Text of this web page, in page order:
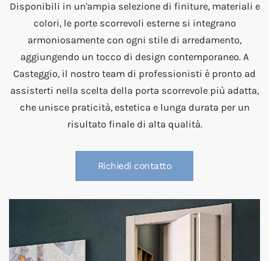
Disponibili in un'ampia selezione di finiture, materiali e
colori, le porte scorrevoli esterne si integrano
armoniosamente con ogni stile di arredamento,
aggiungendo un tocco di design contemporaneo. A
Casteggio, il nostro team di professionisti è pronto ad
assisterti nella scelta della porta scorrevole più adatta,
che unisce praticità, estetica e lunga durata per un
risultato finale di alta qualità.
Richiedi contatto